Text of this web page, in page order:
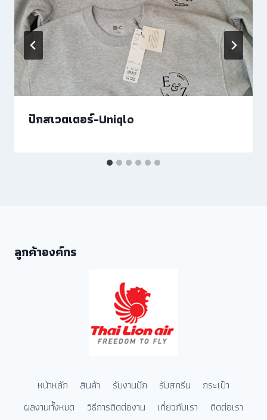
ปักสเวตเตอร์-Uniqlo
ลูกค้าองค์กร
หน้าหลัก สินค้า รับงานปัก รับสกรีน
กระเป๋า
ผลงานทั้งหมด
วิธีการติดต่องาน เกี่ยวกับเรา ติดต่อเรา